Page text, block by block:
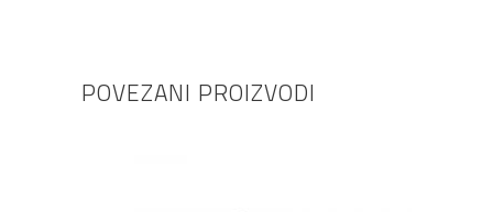
POVEZANI PROIZVODI